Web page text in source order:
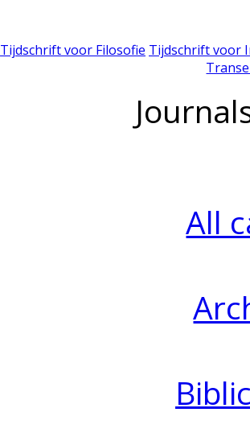
Tijdschrift voor Filosofie Tijdschrift voor
All